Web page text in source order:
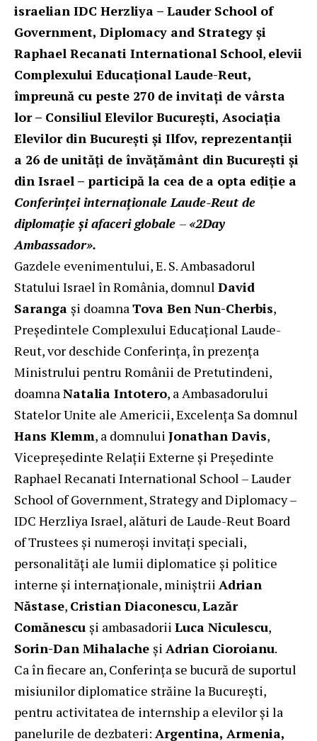
israelian IDC Herzliya – Lauder School of
Government, Diplomacy and Strategy și
Raphael Recanati International School, elevii
Complexului Educațional Laude-Reut,
împreună cu peste 270 de invitați de vârsta
lor – Consiliul Elevilor București, Asociația
Elevilor din București și Ilfov, reprezentanții
a 26 de unități de învățământ din București și
din Israel – participă la cea de a opta ediție a
Conferinței internaționale Laude-Reut de
diplomație și afaceri globale – «2Day
Ambassador».
Gazdele evenimentului, E. S. Ambasadorul
Statului Israel în România, domnul David
Saranga și doamna Tova Ben Nun-Cherbis,
Președintele Complexului Educațional Laude-
Reut, vor deschide Conferința, în prezența
Ministrului pentru Românii de Pretutindeni,
doamna Natalia Intotero, a Ambasadorului
Statelor Unite ale Americii, Excelența Sa domnul
Hans Klemm, a domnului Jonathan Davis,
Vicepreședinte Relații Externe și Președinte
Raphael Recanati International School – Lauder
School of Government, Strategy and Diplomacy –
IDC Herzliya Israel, alături de Laude-Reut Board
of Trustees și numeroși invitați speciali,
personalități ale lumii diplomatice și politice
interne și internaționale, miniștrii Adrian
Năstase, Cristian Diaconescu,Lazăr
Comănescu și ambasadorii Luca Niculescu,
Sorin-Dan Mihalache și Adrian Cioroianu.
Ca în fiecare an, Conferința se bucură de suportul
misiunilor diplomatice străine la București,
pentru activitatea de internship a elevilor și la
panelurile de dezbateri: Argentina, Armenia,